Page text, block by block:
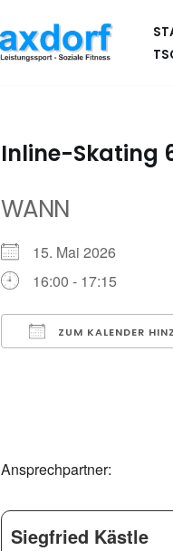
Inline-Skating
WANN
15. Mai 2026
16:00 - 17:15
ZUM KALENDER
Ansprechpartner:
Siegfried Kästle